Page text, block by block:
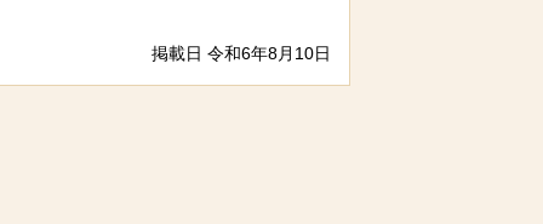
掲載日 令和6年8月10日